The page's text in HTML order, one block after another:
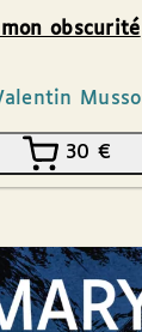
mon obscurité
Musso
30 €